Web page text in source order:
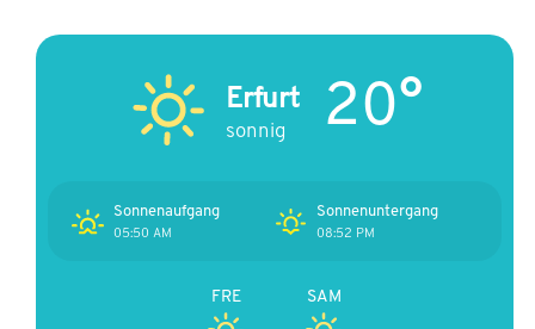
Erfurt
sonnig 20°
Sonnenaufgang
05:50 AM
Sonnenuntergang
08:52 PM
FRE SAM